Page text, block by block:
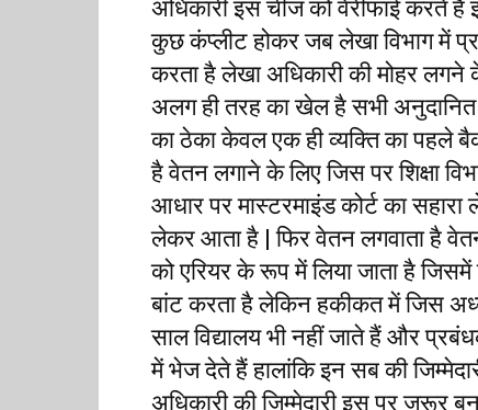
अधिकारी इस चीज को वेरीफाई करते
कुछ कंप्लीट होकर जब लेखा विभाग में
करता है लेखा अधिकारी की मोहर
अलग ही तरह का खेल है सभी अनुदानित
का ठेका केवल एक ही व्यक्ति का पहले
है वेतन लगाने के लिए जिस पर शिक्षा
आधार पर मास्टरमाइंड कोर्ट का
लेकर आता है | फिर वेतन लगवाता है
को एरियर के रूप में लिया जाता है
बांट करता है लेकिन हकीकत में जिस
साल विद्यालय भी नहीं जाते हैं और
में भेज देते हैं हालांकि इन सब की
अधिकारी की जिम्मेदारी इस पर जरूर